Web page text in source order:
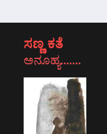
ಸಣ್ಣ ಕತೆ
ಅನೂಹ್ಯ…….